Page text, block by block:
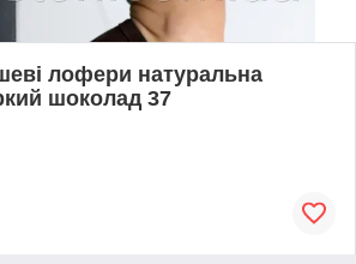
лофери натуральна
шоколад 37